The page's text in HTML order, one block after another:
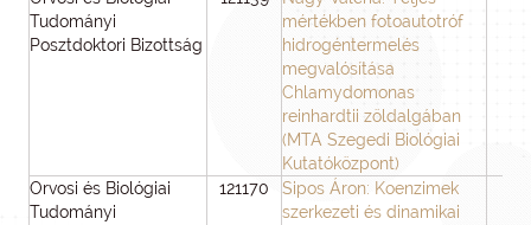
Tudományi
Posztdoktori Bizottság
mértékben fotoautotróf
hidrogéntermelés
megvalósítása
Chlamydomonas
reinhardtii zöldalgában
(MTA Szegedi Biológiai
Kutatóközpont)
Orvosi és Biológiai
Tudományi
121170
Sipos Áron: Koenzimek
szerkezeti és dinamikai